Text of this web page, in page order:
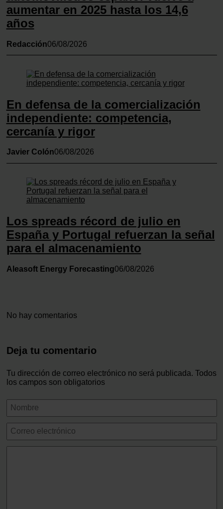
aumentar en 2025 hasta los 14,6
años
Redacción06/08/2026
En defensa de la comercialización
independiente: competencia,
cercanía y rigor
Javier Colón06/08/2026
Los spreads récord de julio en
España y Portugal refuerzan la señal
para el almacenamiento
Aleasoft Energy Forecasting06/08/2026
No hay comentarios
Deja tu comentario
Tu dirección de correo electrónico no será publicada. Todos
los campos son obligatorios